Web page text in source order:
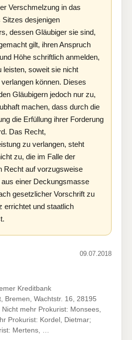
Verschmelzung in das
Sitzes desjenigen
dessen Gläubiger sie sind,
gilt, ihren Anspruch
Höhe schriftlich anmelden,
leisten, soweit sie nicht
können. Dieses
Gläubigern jedoch nur zu,
machen, dass durch die
die Erfüllung ihrer Forderung
Das Recht,
zu verlangen, steht
zu, die im Falle der
Recht auf vorzugsweise
aus einer Deckungsmasse
gesetzlicher Vorschrift zu
errichtet und staatlich
09.07.2018
Kreditbank
Bremen, Wachtstr. 16, 28195
mehr Prokurist: Monsees,
Prokurist: Kordel, Dietmar;
Mertens, …